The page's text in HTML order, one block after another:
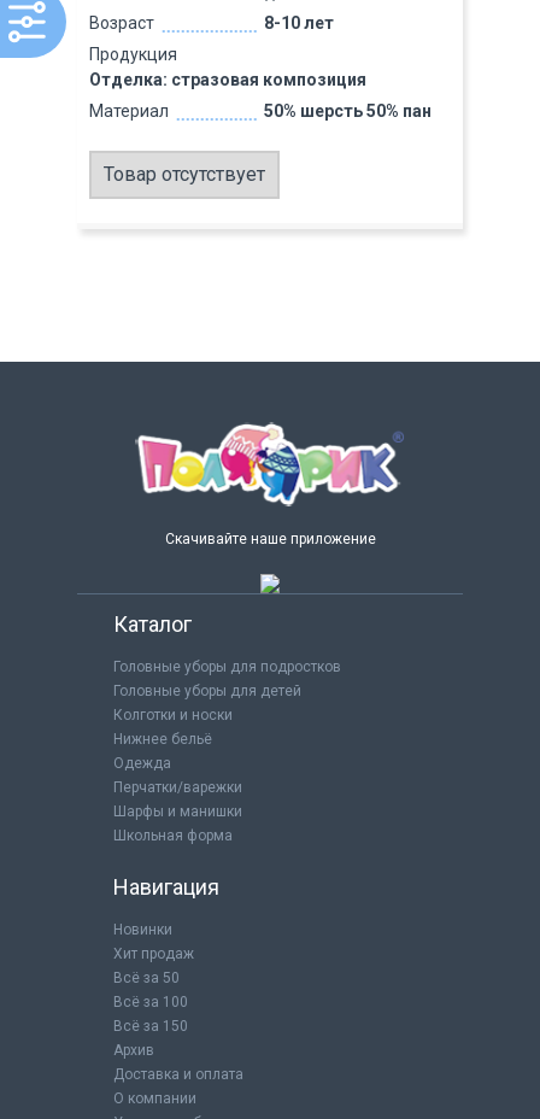
Возраст
8-10 лет
Продукция
Отделка: стразовая композиция
Материал
50% шерсть 50% пан
Товар отсутствует
Скачивайте наше приложение
Каталог
Головные уборы для подростков
Головные уборы для детей
Колготки и носки
Нижнее бельё
Одежда
Перчатки/варежки
Шарфы и манишки
Школьная форма
Навигация
Новинки
Хит продаж
Всё за 50
Всё за 100
Всё за 150
Архив
Доставка и оплата
О компании